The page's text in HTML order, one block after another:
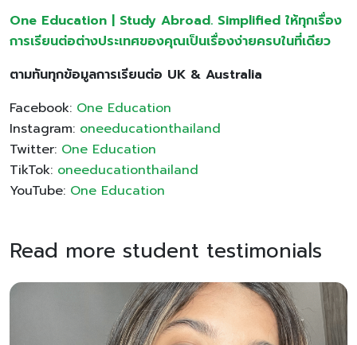
One Education | Study Abroad. Simplified ให้ทุกเรื่อง
การเรียนต่อต่างประเทศของคุณเป็นเรื่องง่ายครบในที่เดียว
ตามทันทุกข้อมูลการเรียนต่อ UK & Australia
Facebook: One Education
Instagram: oneeducationthailand
Twitter: One Education
TikTok: oneeducationthailand
YouTube: One Education
Read more student testimonials